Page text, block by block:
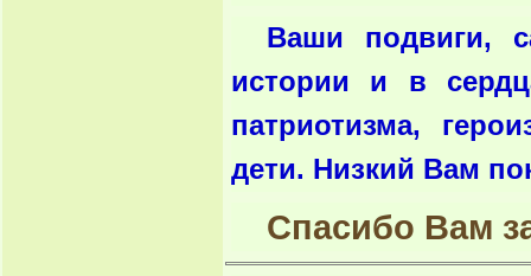
Ваши подвиги,
истории и в
патриотизма,
дети. Низкий Вам
Спасибо Вам